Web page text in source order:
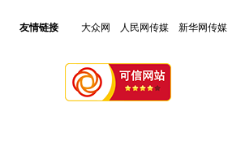
友情链接 大众网 人民网传媒 新华网传媒